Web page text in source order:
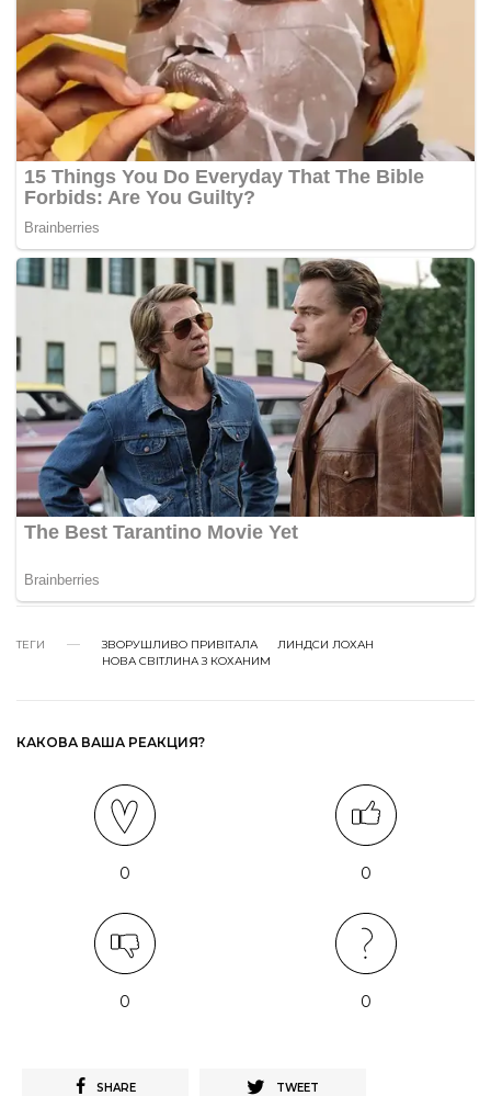
ТЕГИ ЗВОРУШЛИВО ПРИВІТАЛА
ЛИНДСИ ЛОХАН
НОВА СВІТЛИНА З КОХАНИМ
КАКОВА ВАША РЕАКЦИЯ?
0 0
0 0
SHARE TWEET